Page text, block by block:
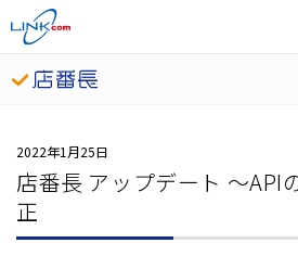
2022年1月25日
店番長 アップデート ～API
正